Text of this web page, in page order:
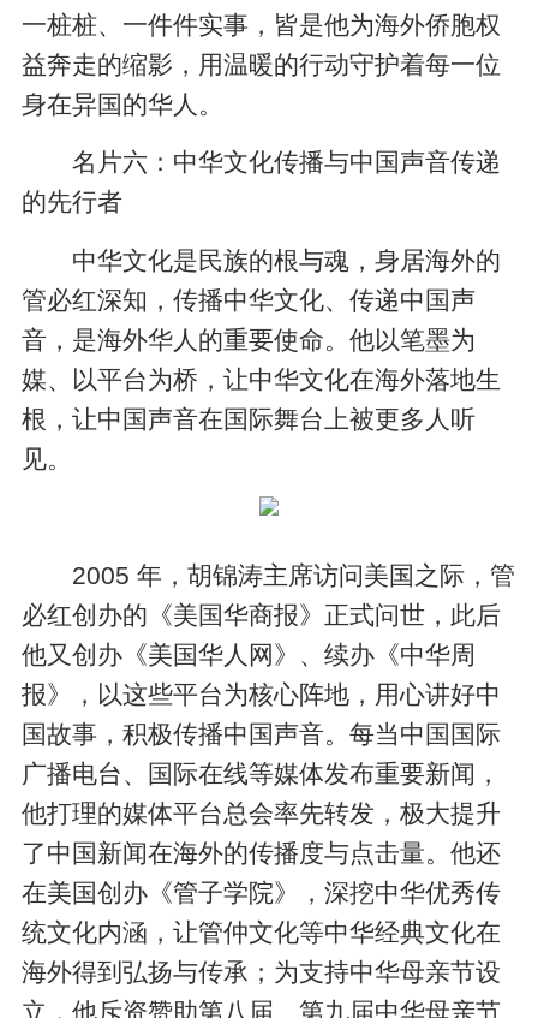
一桩桩、一件件实事，皆是他为海外侨胞权
益奔走的缩影，用温暖的行动守护着每一位
身在异国的华人。
名片六：中华文化传播与中国声音传递
的先行者
中华文化是民族的根与魂，身居海外的
管必红深知，传播中华文化、传递中国声
音，是海外华人的重要使命。他以笔墨为
媒、以平台为桥，让中华文化在海外落地生
根，让中国声音在国际舞台上被更多人听
见。
2005 年，胡锦涛主席访问美国之际，管
必红创办的《美国华商报》正式问世，此后
他又创办《美国华人网》、续办《中华周
报》，以这些平台为核心阵地，用心讲好中
国故事，积极传播中国声音。每当中国国际
广播电台、国际在线等媒体发布重要新闻，
他打理的媒体平台总会率先转发，极大提升
了中国新闻在海外的传播度与点击量。他还
在美国创办《管子学院》，深挖中华优秀传
统文化内涵，让管仲文化等中华经典文化在
海外得到弘扬与传承；为支持中华母亲节设
立，他斥资赞助第八届、第九届中华母亲节